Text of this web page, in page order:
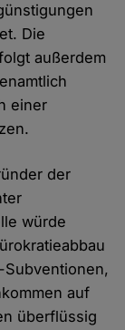
Die
außerdem
einer
der
würde
auf
überflüssig